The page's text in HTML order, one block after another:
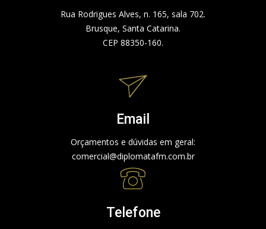
Rua Rodrigues Alves, n. 165, sala 702.
Brusque, Santa Catarina.
CEP 88350-160.
Email
Orçamentos e dúvidas em geral:
comercial@diplomatafm.com.br
Telefone